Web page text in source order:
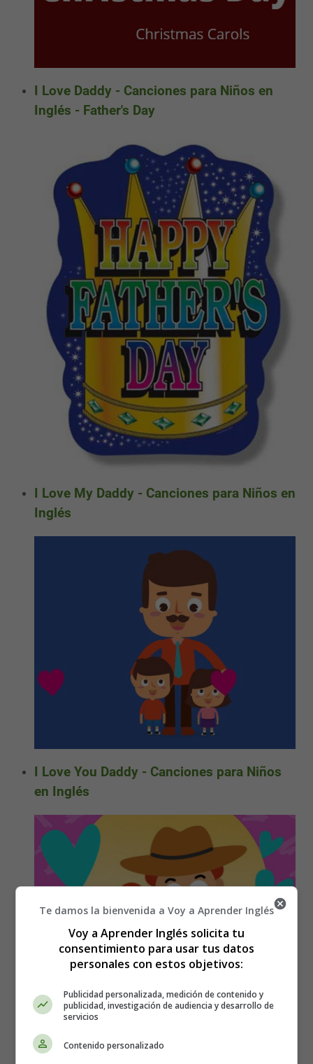
I Love Daddy - Canciones para Niños en
Inglés - Father's Day
I Love My Daddy - Canciones para Niños en
Inglés
I Love You Daddy - Canciones para Niños
en Inglés
I Love You Mommy - Canciones para Niños
en Inglés
Te damos la bienvenida a Voy a Aprender Inglés
Voy a Aprender Inglés solicita tu
consentimiento para usar tus datos
personales con estos objetivos:
Publicidad personalizada, medición de contenido y
publicidad, investigación de audiencia y desarrollo de
servicios
Contenido personalizado